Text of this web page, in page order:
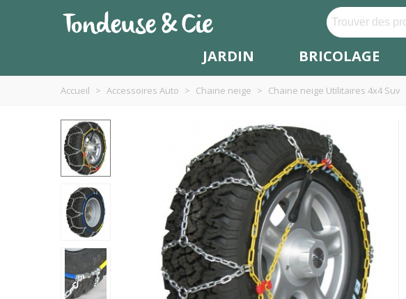
JARDIN BRICOLAGE
Accueil > Accessoires Auto > Chaine neige > Chaine neige Utilitaires 4x4 Suv